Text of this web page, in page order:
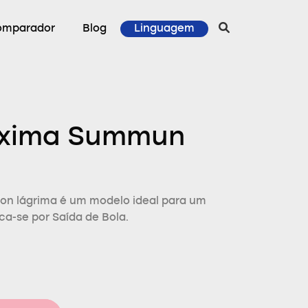
Blog Linguagem
Summun
lágrima é um modelo ideal para um
se por Saída de Bola.